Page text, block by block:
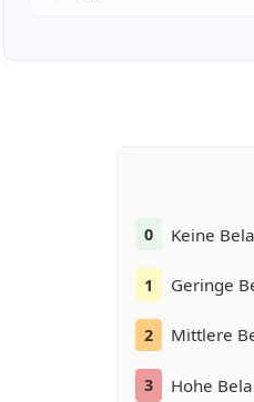
0 Keine
1 Geringe
2 Mittlere
3 Hohe